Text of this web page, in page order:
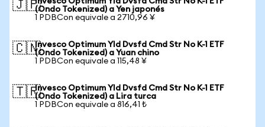
🇯🇵(Ondo Tokenized) a Yen japonés
1 PDBCon equivale a 2710,96 ¥
🇨🇳Invesco Optimum Yld Dvsfd Cmd Str No K-1 ETF
(Ondo Tokenized) a Yuan chino
1 PDBCon equivale a 115,48 ¥
🇹🇷Invesco Optimum Yld Dvsfd Cmd Str No K-1 ETF
(Ondo Tokenized) a Lira turca
1 PDBCon equivale a 816,41 ₺